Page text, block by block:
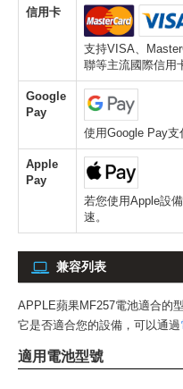
信用卡
支持VISA、
聯等主流國際信用
Google
Pay
使用Google Pay支
Apple
Pay
若您使用Apple設
速。
兼容列表
APPLE蘋果MF257電池適合的
它是否適合您的設備，可以通過
適用電池型號